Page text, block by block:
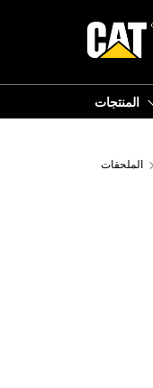
المنتجات
الملحقات